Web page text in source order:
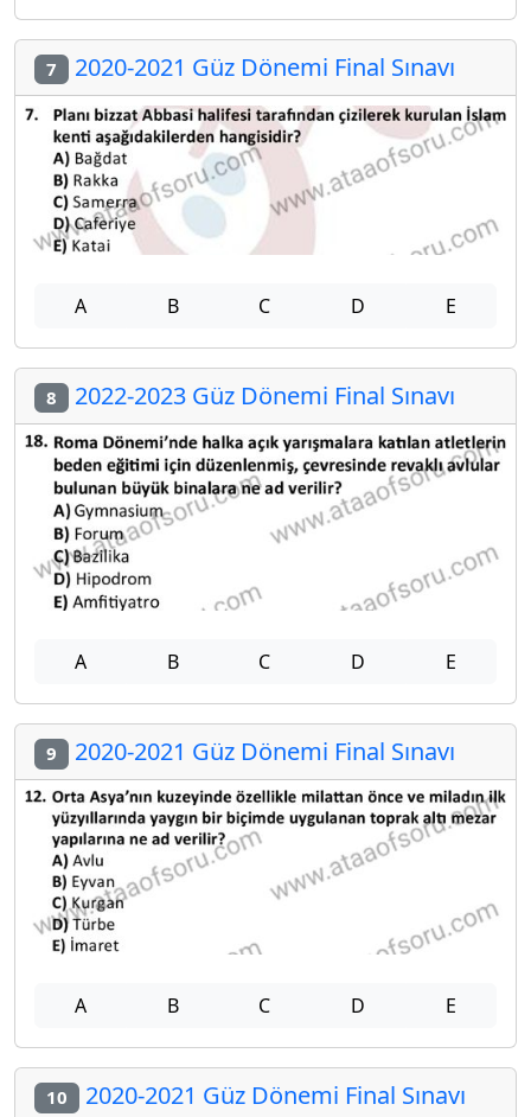
7 2020-2021 Güz Dönemi Final Sınavı
A B C D E
8 2022-2023 Güz Dönemi Final Sınavı
A B C D E
9 2020-2021 Güz Dönemi Final Sınavı
A B C D E
10 2020-2021 Güz Dönemi Final Sınavı